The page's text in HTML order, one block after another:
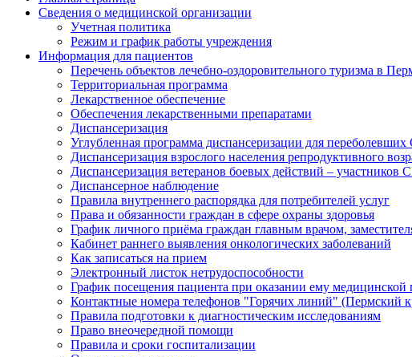
Сведения о медицинской организации
Учетная политика
Режим и график работы учреждения
Информация для пациентов
Перечень объектов лечебно-оздоровительного туризма в
Территориальная программа
Лекарственное обеспечение
Обеспечения лекарственными препаратами
Диспансеризация
Углубленная программа диспансеризации для
Диспансеризация взрослого населения репродуктивного
Диспансеризация ветеранов боевых действий – участников
Диспансерное наблюдение
Правила внутреннего распорядка для потребителей услуг
Права и обязанности граждан в сфере охраны здоровья
График личного приёма граждан главным врачом,
Кабинет раннего выявления онкологических заболеваний
Как записаться на прием
Электронный листок нетрудоспособности
График посещения пациента при оказании ему
Контактные номера телефонов "Горячих линий" (Пермский
Правила подготовки к диагностическим исследованиям
Право внеочередной помощи
Правила и сроки госпитализации